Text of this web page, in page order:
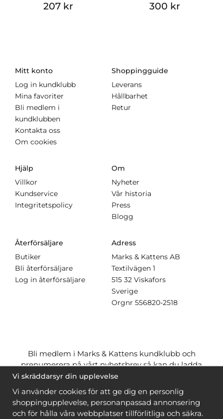
207 kr 300 kr
Mitt konto
Log in kundklubb
Mina favoriter
Bli medlem i
kundklubben
Kontakta oss
Om cookies
Shoppingguide
Leverans
Hållbarhet
Retur
Hjälp
Villkor
Kundservice
Integritetspolicy
Om
Nyheter
Vår historia
Press
Blogg
Återförsäljare
Butiker
Bli återförsäljare
Log in återförsäljare
Adress
Marks & Kattens AB
Textilvägen 1
515 32 Viskafors
Sverige
Orgnr 556820-2518
Bli medlem i Marks & Kattens kundklubb och
prenumerera på vårt nyhetsbrev så kan du ladda
ner många mönstergratisoch få många
när du handlar garn till mönstret. Du ser vilka som
är
gratis när du är inloggad
Bli medlem
Vi skräddarsyr din upplevelse
Vi använder cookies för att ge dig en personlig
shoppingupplevelse, personanpassad annonsering
och för hålla våra webbplatser tillförlitliga och säkra.